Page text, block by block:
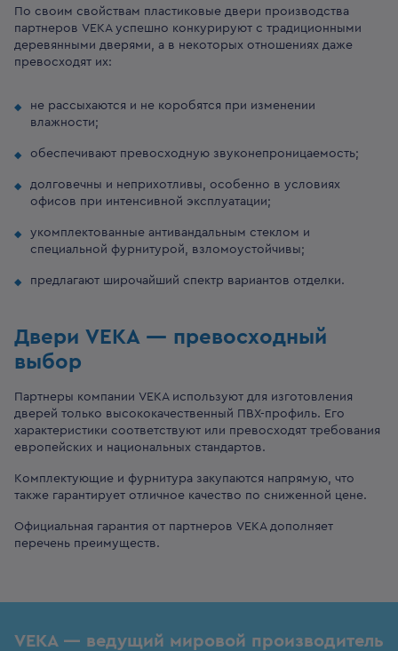
По своим свойствам пластиковые двери производства
партнеров VEKA успешно конкурируют с традиционными
деревянными дверями, а в некоторых отношениях даже
превосходят их:
не рассыхаются и не коробятся при изменении
влажности;
обеспечивают превосходную звуконепроницаемость;
долговечны и неприхотливы, особенно в условиях
офисов при интенсивной эксплуатации;
укомплектованные антивандальным стеклом и
специальной фурнитурой, взломоустойчивы;
предлагают широчайший спектр вариантов отделки.
Двери VEKA — превосходный
выбор
Партнеры компании VEKA используют для изготовления
дверей только высококачественный ПВХ-профиль. Его
характеристики соответствуют или превосходят требования
европейских и национальных стандартов.
Комплектующие и фурнитура закупаются напрямую, что
также гарантирует отличное качество по сниженной цене.
Официальная гарантия от партнеров VEKA дополняет
перечень преимуществ.
VEKA — ведущий мировой производитель